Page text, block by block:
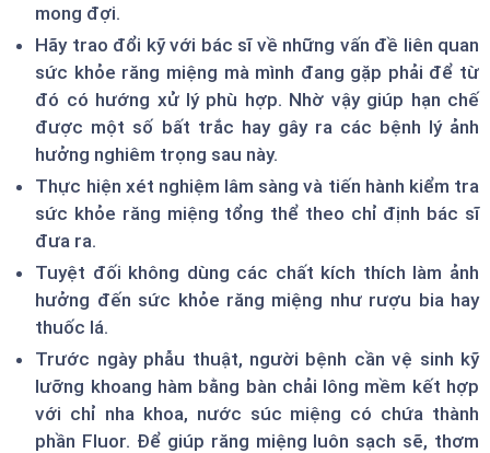
mong đợi.
Hãy trao đổi kỹ với bác sĩ về những vấn đề liên quan
sức khỏe răng miệng mà mình đang gặp phải để từ
đó có hướng xử lý phù hợp. Nhờ vậy giúp hạn chế
được một số bất trắc hay gây ra các bệnh lý ảnh
hưởng nghiêm trọng sau này.
Thực hiện xét nghiệm lâm sàng và tiến hành kiểm tra
sức khỏe răng miệng tổng thể theo chỉ định bác sĩ
đưa ra.
Tuyệt đối không dùng các chất kích thích làm ảnh
hưởng đến sức khỏe răng miệng như rượu bia hay
thuốc lá.
Trước ngày phẫu thuật, người bệnh cần vệ sinh kỹ
lưỡng khoang hàm bằng bàn chải lông mềm kết hợp
với chỉ nha khoa, nước súc miệng có chứa thành
phần Fluor. Để giúp răng miệng luôn sạch sẽ, thơm